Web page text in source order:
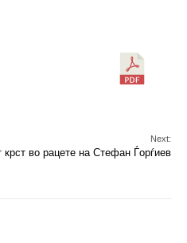
Next:
крст во рацете на Стефан Ѓорѓиев